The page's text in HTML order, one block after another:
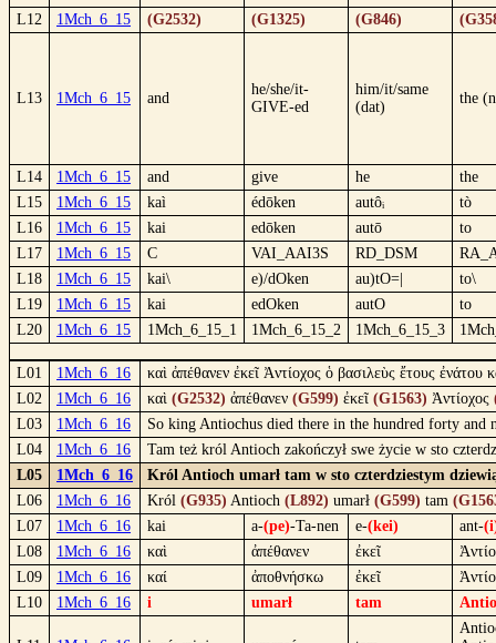
L12 1Mch_6_15 (G2532) (G1325) (G846)
L13 1Mch_6_15 and
he/she/it-
GIVE-ed
him/it/same
(dat)
the
L14 1Mch_6_15 and give he
the
L15
1Mch_6_15 kaì édōken autôᵢ
tò
L16
1Mch_6_15 kai edōken autō
to
L17
1Mch_6_15 C VAI_AAI3S RD_DSM
L18
1Mch_6_15 kai\ e)/dOken au)tO=|
to\
L19
1Mch_6_15 kai edOken autO
to
L20
1Mch_6_15 1Mch_6_15_1 1Mch_6_15_2 1Mch_6_15_3
L01 1Mch_6_16
καὶ ἀπέθανεν ἐκεῖ Ἀντίοχος ὁ βασιλεὺς ἔτους
L02
1Mch_6_16 καὶ (G2532) ἀπέθανεν (G599) ἐκεῖ (G1563) Ἀντίοχος
L03
1Mch_6_16
So king Antiochus died there in the hundred forty and
L04
1Mch_6_16
Tam też król Antioch zakończył swe życie w sto
L05
1Mch_6_16
Król Antioch umarł tam w sto czterdziestym
L06
1Mch_6_16 Król (G935) Antioch (L892) umarł (G599) tam
L07
1Mch_6_16 kai a-(pe)-Ta-nen e-(kei) ant-
L08
1Mch_6_16 καὶ ἀπέθανεν ἐκεῖ
L09
1Mch_6_16 καί ἀποθνήσκω ἐκεῖ
L10
1Mch_6_16 i umarł tam